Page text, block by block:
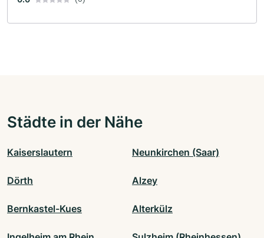
Städte in der Nähe
Kaiserslautern Neunkirchen (Saar)
Dörth Alzey
Bernkastel-Kues Alterkülz